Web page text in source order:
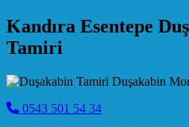
Kandıra Esentepe
Tamiri
0543 501 54 34